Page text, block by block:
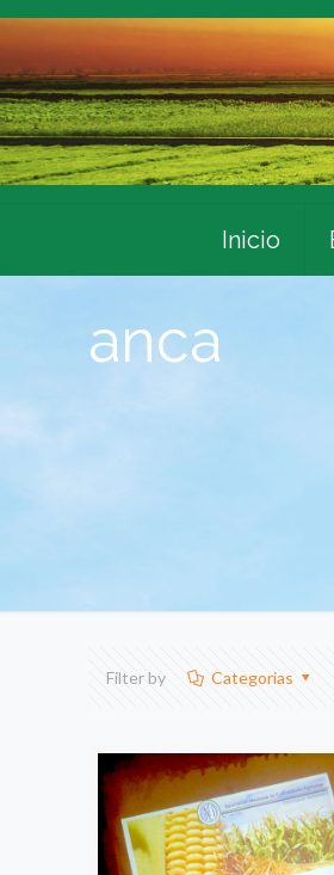
Inicio
anca
Filter by Categorias